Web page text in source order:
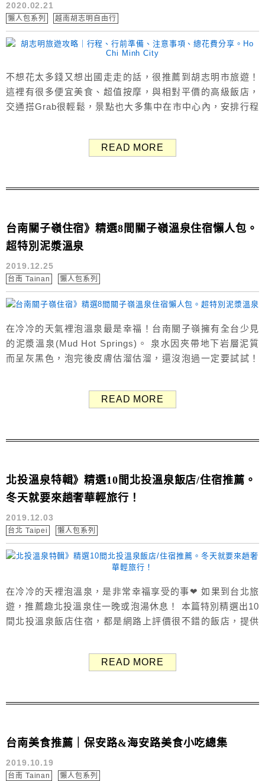
2020.02.21
懶人包系列 越南胡志明自由行
不想花太多錢又想出國走走的話，很推薦到胡志明市旅遊！
這裡有很多便宜美食、超值按摩，與相對平價的高級飯店，
交通搭Grab很輕鬆，景點也大多集中在市中心內，安排行程
意事項...等資訊，還有我們自己的行程規劃、總花費，通通
READ MORE
台南關子嶺住宿》精選8間關子嶺溫泉住宿懶人包。
超特別泥漿溫泉
2019.12.25
台南 Tainan 懶人包系列
在冷冷的天氣裡泡溫泉最是幸福！台南關子嶺擁有全台少見
的泥漿溫泉(Mud Hot Springs)。 泉水因夾帶地下岩層泥質
而呈灰黑色，泡完後皮膚估溜估溜，還沒泡過一定要試試！
吧。 ☀延伸閱讀：關子嶺一日遊景點特輯 關子嶺溫泉住宿
READ MORE
北投溫泉特輯》精選10間北投溫泉飯店/住宿推薦。
冬天就要來趟奢華輕旅行！
2019.12.03
台北 Taipei 懶人包系列
在冷冷的天裡泡溫泉，是非常幸福享受的事❤ 如果到台北旅
遊，推薦趣北投溫泉住一晚或泡湯休息！ 本篇特別精選出10
間北投溫泉飯店住宿，都是網路上評價很不錯的飯店，提供
只要搭乘捷運淡水線至北投站，轉乘新北投支線至新北投捷
READ MORE
台南美食推薦｜保安路&海安路美食小吃總集
2019.10.19
台南 Tainan 懶人包系列